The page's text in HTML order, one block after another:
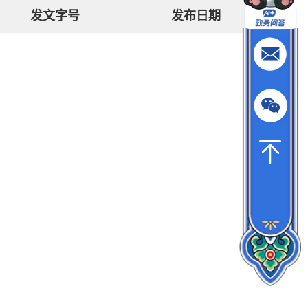
发文字号 发布日期